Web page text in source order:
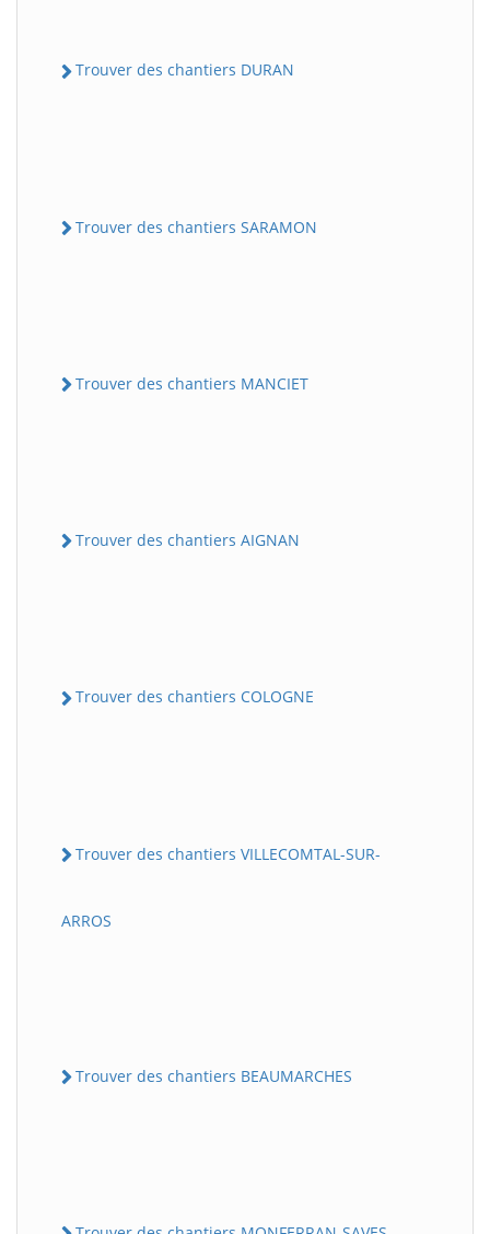
Trouver des chantiers DURAN
Trouver des chantiers SARAMON
Trouver des chantiers MANCIET
Trouver des chantiers AIGNAN
Trouver des chantiers COLOGNE
Trouver des chantiers VILLECOMTAL-SUR-
ARROS
Trouver des chantiers BEAUMARCHES